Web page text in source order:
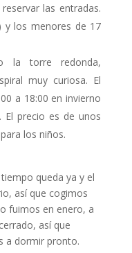
las entradas.
y los menores de 17
la torre redonda,
muy curiosa. El
a 18:00 en invierno
El precio es de unos
los niños.
queda ya y el
así que cogimos
fuimos en enero, a
así que
a dormir pronto.